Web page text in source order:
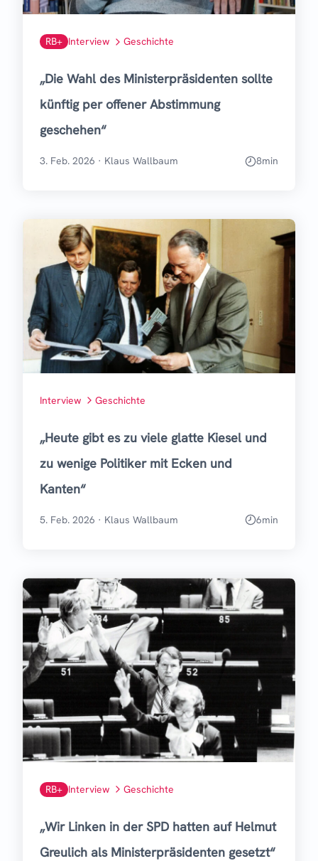
RB+ Interview Geschichte
„Die Wahl des Ministerpräsidenten sollte
künftig per offener Abstimmung
geschehen“
3. Feb. 2026 · Klaus Wallbaum 8min
Interview Geschichte
„Heute gibt es zu viele glatte Kiesel und
zu wenige Politiker mit Ecken und
Kanten“
5. Feb. 2026 · Klaus Wallbaum 6min
RB+ Interview Geschichte
„Wir Linken in der SPD hatten auf Helmut
Greulich als Ministerpräsidenten gesetzt“